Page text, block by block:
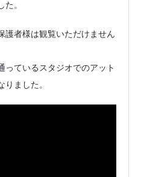
。
護者様は観覧いただけません
ているスタジオでのアット
ました。